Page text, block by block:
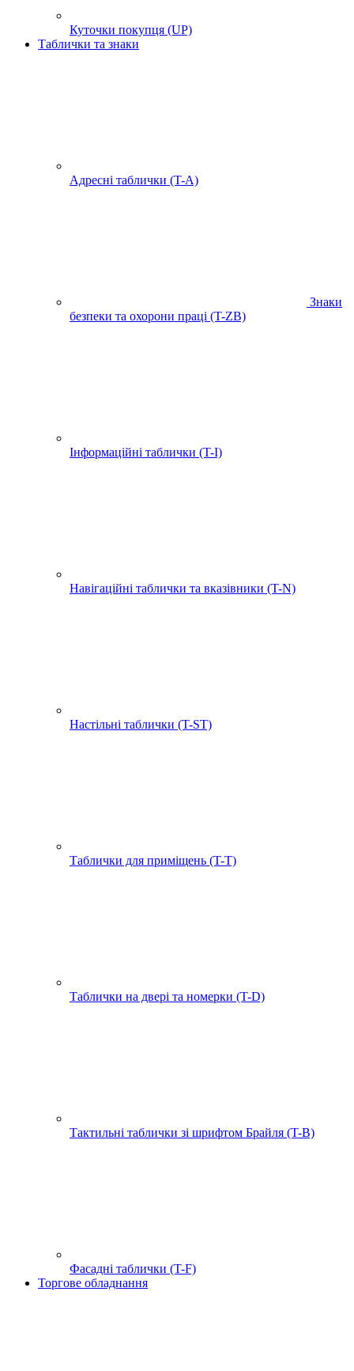
Куточки покупця (UP)
Таблички та знаки
Адресні таблички (T-A)
Знаки
безпеки та охорони праці (T-ZB)
Інформаційні таблички (T-I)
Навігаційні таблички та вказівники (T-N)
Настільні таблички (T-ST)
Таблички для приміщень (T-T)
Таблички на двері та номерки (T-D)
Тактильні таблички зі шрифтом Брайля (T-B)
Фасадні таблички (T-F)
Торгове обладнання